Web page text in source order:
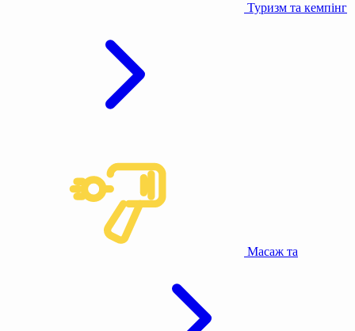
Туризм та кемпінг
Масаж та